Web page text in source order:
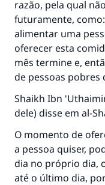
razão, pela qual
futuramente,
alimentar uma
oferecer esta
mês termine e,
de pessoas pobres
Shaikh Ibn
dele) disse em al-
O momento de
a pessoa quiser,
dia no próprio dia,
até o último dia,
A
Ajude-
"Quem quer
que é bom
que